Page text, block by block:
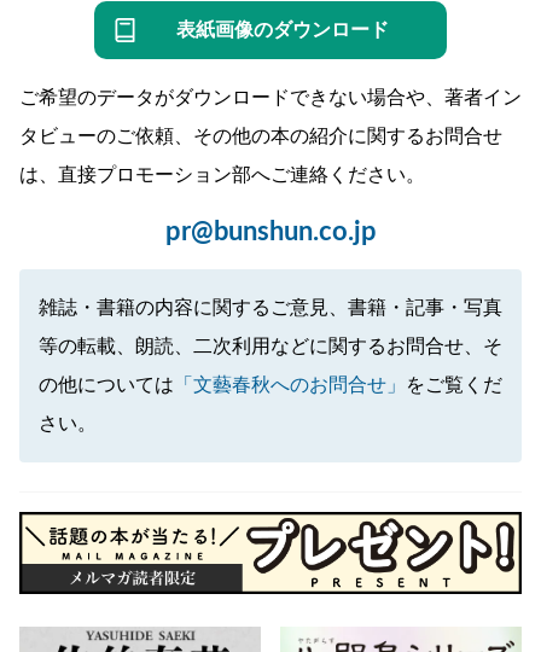
表紙画像のダウンロード
ご希望のデータがダウンロードできない場合や、著者イン
タビューのご依頼、その他の本の紹介に関するお問合せ
は、直接プロモーション部へご連絡ください。
pr@bunshun.co.jp
雑誌・書籍の内容に関するご意見、書籍・記事・写真
等の転載、朗読、二次利用などに関するお問合せ、そ
の他については 「文藝春秋へのお問合せ」
をご覧くだ
さい。